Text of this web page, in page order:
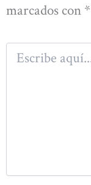
marcados con *
Escribe
aquí...